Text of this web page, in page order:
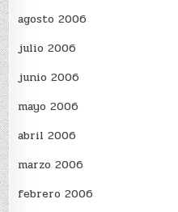
agosto 2006
julio 2006
junio 2006
mayo 2006
abril 2006
marzo 2006
febrero 2006